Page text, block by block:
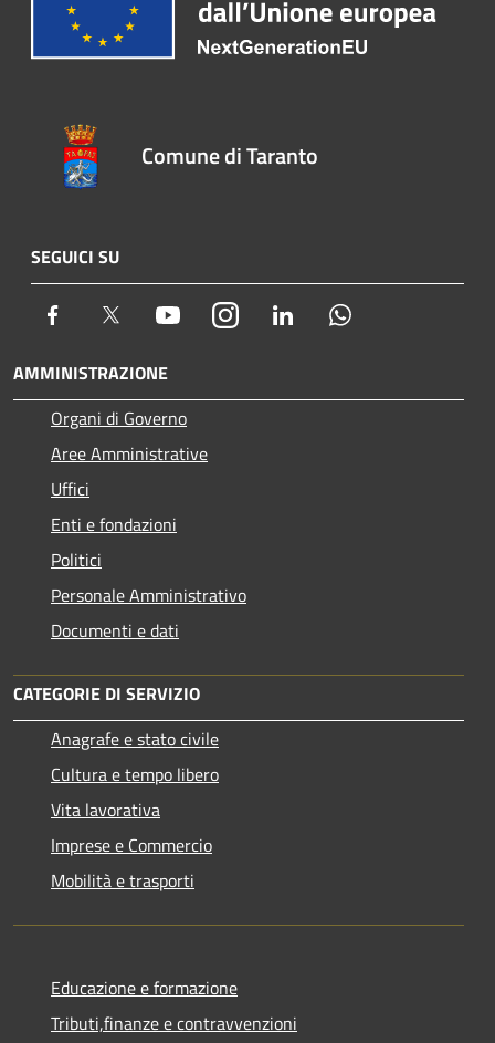
Comune di Taranto
SEGUICI SU
Facebook Twitter YoutubeInstagram LinkedIn
AMMINISTRAZIONE
Organi di Governo
Aree Amministrative
Uffici
Enti e fondazioni
Politici
Personale Amministrativo
Documenti e dati
CATEGORIE DI SERVIZIO
Anagrafe e stato civile
Cultura e tempo libero
Vita lavorativa
Imprese e Commercio
Mobilità e trasporti
Educazione e formazione
Tributi,finanze e contravvenzioni